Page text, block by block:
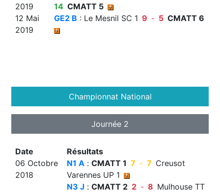
2019
12 Mai
2019
14 CMATT 5
GE2 B : Le Mesnil SC 1 9 - 5 CMATT 6
Championnat National
Journée 2
Date
06 Octobre
2018
Résultats
N1 A: CMATT 1 7 - 7 Creusot
Varennes UP 1
N3 J : CMATT 2 2 - 8 Mulhouse TT